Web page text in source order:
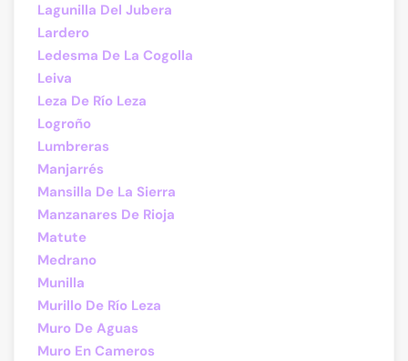
Lagunilla Del Jubera
Lardero
Ledesma De La Cogolla
Leiva
Leza De Río Leza
Logroño
Lumbreras
Manjarrés
Mansilla De La Sierra
Manzanares De Rioja
Matute
Medrano
Munilla
Murillo De Río Leza
Muro De Aguas
Muro En Cameros